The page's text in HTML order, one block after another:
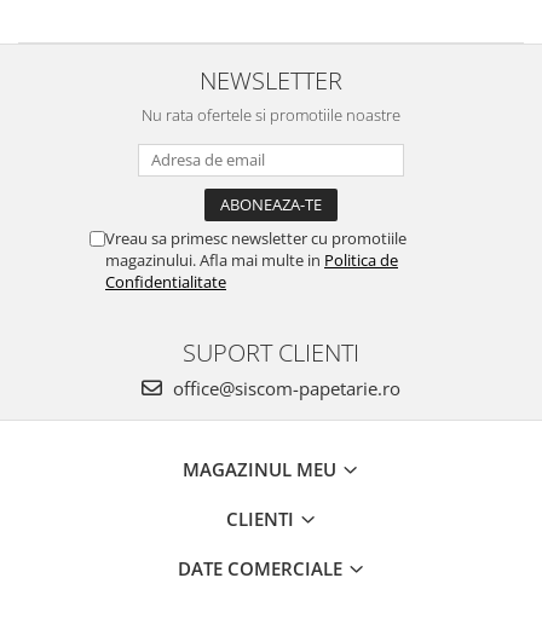
NEWSLETTER
Nu rata ofertele si promotiile noastre
Vreau sa primesc newsletter cu promotiile
magazinului. Afla mai multe in Politica de
Confidentialitate
SUPORT CLIENTI
office@siscom-papetarie.ro
MAGAZINUL MEU
CLIENTI
DATE COMERCIALE